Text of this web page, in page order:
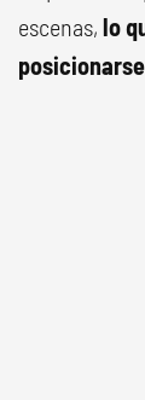
escenas, lo